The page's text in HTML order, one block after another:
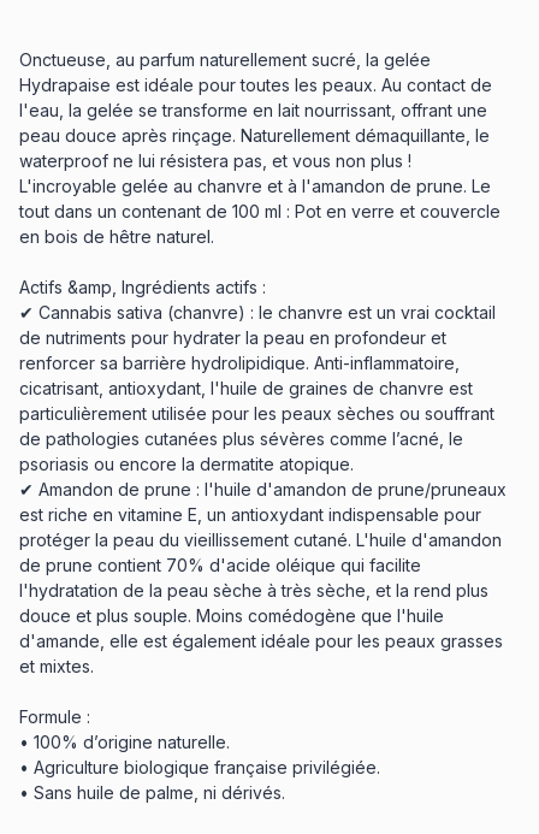
Onctueuse, au parfum naturellement sucré, la gelée
Hydrapaise est idéale pour toutes les peaux. Au contact de
l'eau, la gelée se transforme en lait nourrissant, offrant une
peau douce après rinçage. Naturellement démaquillante, le
waterproof ne lui résistera pas, et vous non plus !
L'incroyable gelée au chanvre et à l'amandon de prune. Le
tout dans un contenant de 100 ml : Pot en verre et couvercle
en bois de hêtre naturel.
Actifs &amp, Ingrédients actifs :
✔ Cannabis sativa (chanvre) : le chanvre est un vrai cocktail
de nutriments pour hydrater la peau en profondeur et
renforcer sa barrière hydrolipidique. Anti-inflammatoire,
cicatrisant, antioxydant, l'huile de graines de chanvre est
particulièrement utilisée pour les peaux sèches ou souffrant
de pathologies cutanées plus sévères comme l’acné, le
psoriasis ou encore la dermatite atopique.
✔ Amandon de prune : l'huile d'amandon de prune/pruneaux
est riche en vitamine E, un antioxydant indispensable pour
protéger la peau du vieillissement cutané. L'huile d'amandon
de prune contient 70% d'acide oléique qui facilite
l'hydratation de la peau sèche à très sèche, et la rend plus
douce et plus souple. Moins comédogène que l'huile
d'amande, elle est également idéale pour les peaux grasses
et mixtes.
Formule :
• 100% d’origine naturelle.
• Agriculture biologique française privilégiée.
• Sans huile de palme, ni dérivés.